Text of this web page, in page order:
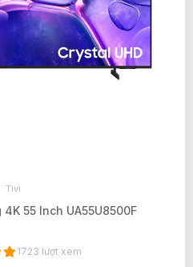
Tivi
55 Inch UA55U8500F
1723 lượt xem